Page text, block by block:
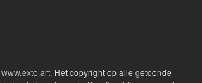
www.exto.art. Het copyright op alle getoonde